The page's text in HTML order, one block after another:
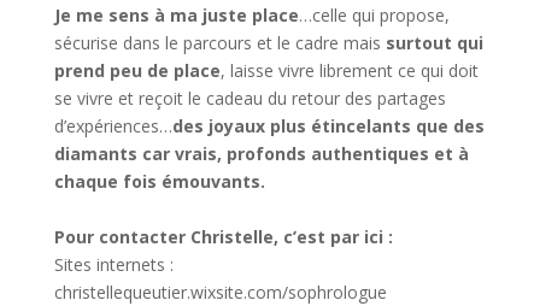
Je me sens à ma juste place…celle qui propose,
sécurise dans le parcours et le cadre mais surtout qui
prend peu de place, laisse vivre librement ce qui doit
se vivre et reçoit le cadeau du retour des partages
d’expériences…des joyaux plus étincelants que des
diamants car vrais, profonds authentiques et à
chaque fois émouvants.
Pour contacter Christelle, c’est par ici :
Sites internets :
christellequeutier.wixsite.com/sophrologue